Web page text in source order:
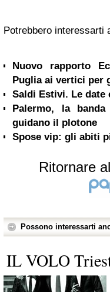
Potrebbero interessarti
Nuovo rapporto
Puglia ai vertici per
Saldi Estivi. Le
Palermo, la
guidano il plotone
Spose vip: gli abiti
Ritornare
Possono interessarti
IL VOLO